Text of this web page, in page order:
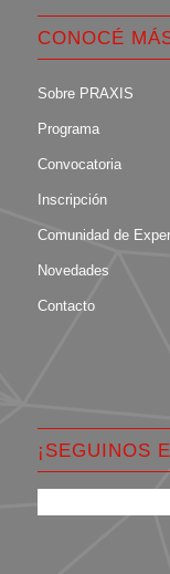
CONOCÉ
Sobre PRAXIS
Programa
Convocatoria
Inscripción
Comunidad de
Novedades
Contacto
¡SEGUINOS